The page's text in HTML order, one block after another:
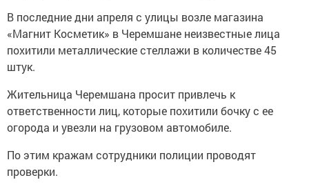
В последние дни апреля с улицы возле магазина
«Магнит Косметик» в Черемшане неизвестные лица
похитили металлические стеллажи в количестве 45
штук.
Жительница Черемшана просит привлечь к
ответственности лиц, которые похитили бочку с ее
огорода и увезли на грузовом автомобиле.
По этим кражам сотрудники полиции проводят
проверки.